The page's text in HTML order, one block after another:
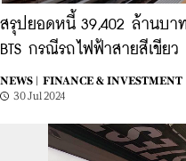
สรุปยอดหนี้ 39,402 ล้านบา
BTS กรณีรถไฟฟ้าสายสีเขียว
NEWS |
FINANCE & INVESTMENT
30 Jul 2024